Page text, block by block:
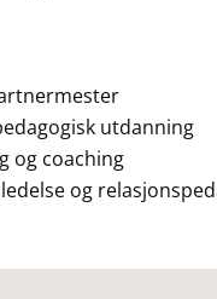
utdanning
og coaching
og